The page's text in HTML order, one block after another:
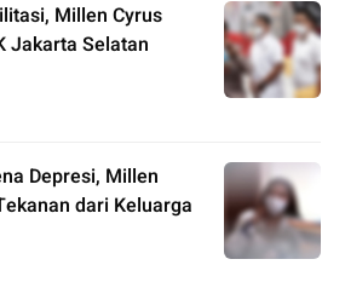
Millen Cyrus
Jakarta Selatan
Depresi, Millen
dari Keluarga